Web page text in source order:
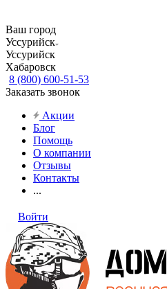
Ваш город
Уссурийск
Уссурийск
Хабаровск
8 (800) 600-51-53
Заказать звонок
Акции
Блог
Помощь
О компании
Отзывы
Контакты
...
Войти